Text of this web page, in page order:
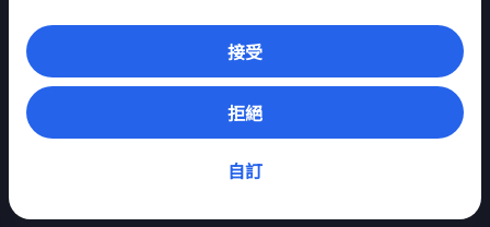
接受
拒絕
自訂
說明中心
探索
VPN 應用程式